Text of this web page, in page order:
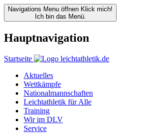
Navigations Menu öffnen Klick mich!
Ich bin das Menü.
Hauptnavigation
Startseite
Aktuelles
Wettkämpfe
Nationalmannschaften
Leichtathletik für Alle
Training
Wir im DLV
Service